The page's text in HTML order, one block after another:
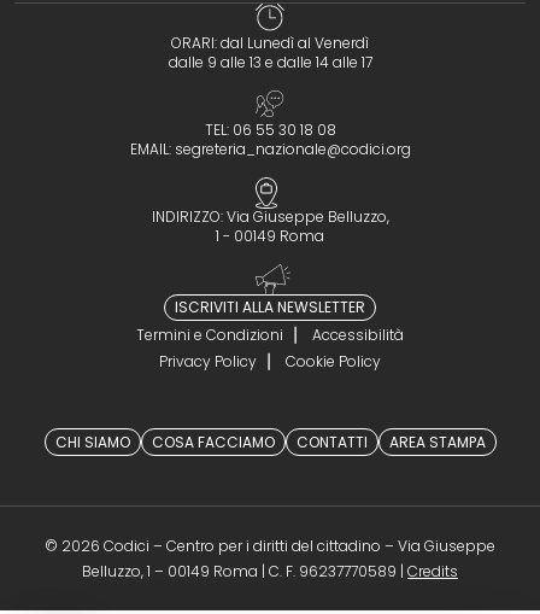
ORARI: dal Lunedì al Venerdì
dalle 9 alle 13 e dalle 14 alle 17
TEL: 06 55 30 18 08
EMAIL: segreteria_nazionale@codici.org
INDIRIZZO: Via Giuseppe Belluzzo,
1 - 00149 Roma
ISCRIVITI ALLA NEWSLETTER
Termini e Condizioni
Accessibilità
Privacy Policy
Cookie Policy
CHI SIAMO COSA FACCIAMO CONTATTI AREA STAMPA
© 2026 Codici – Centro per i diritti del cittadino – Via Giuseppe
Belluzzo, 1 – 00149 Roma | C. F. 96237770589 | Credits